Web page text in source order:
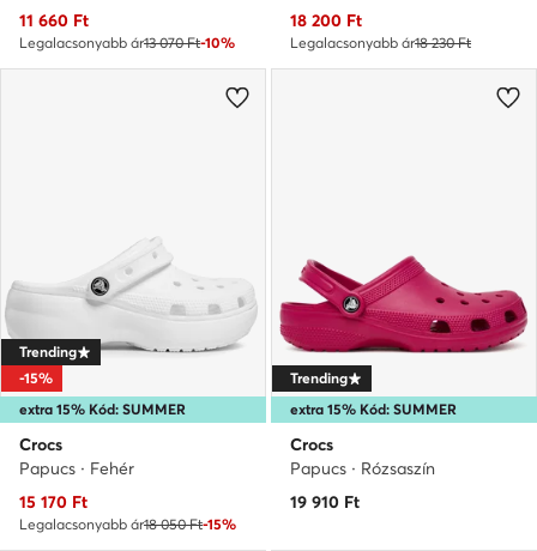
Aktuális ár
11 660 Ft
Legalacsonyabb ár13 070 Ft-10%
Aktuális ár
18 200 Ft
Legalacsonyabb ár18 230 Ft
extra 15% Kód: SUMMER
Trending
-15%
Crocs
Papucs · Fehér
Aktuális ár
15 170 Ft
Legalacsonyabb ár18 050 Ft-15%
extra 15% Kód: SUMMER
Trending
Crocs
Papucs · Rózsaszín
19 910 Ft